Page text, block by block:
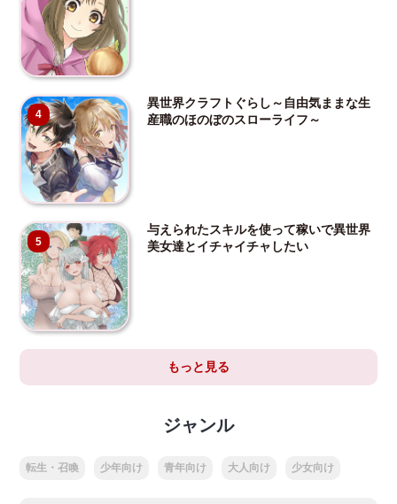
4
異世界クラフトぐらし～自由気ままな生
産職のほのぼのスローライフ～
5
与えられたスキルを使って稼いで異世界
美女達とイチャイチャしたい
もっと見る
ジャンル
転生・召喚 少年向け 青年向け 大人向け 少女向け